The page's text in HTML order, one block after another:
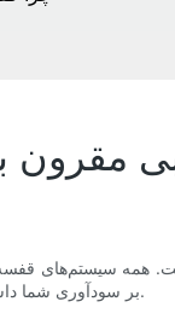
همه سیستم‌های
بر سودآوری شما داشته باشد. یکی از محبوب‌ترین گزینه‌های موجود در بازار امروز، قفسه‌های پالت انتخابی است.